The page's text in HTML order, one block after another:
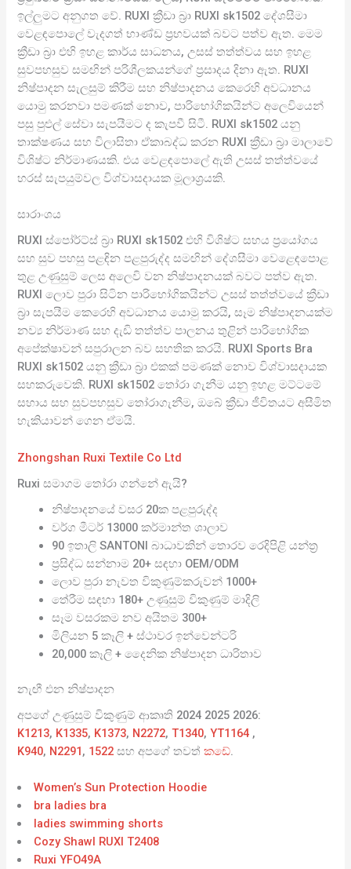
ඉල්ලුමට අනුගත වේ. RUXI ක්‍රීඩා බ්‍රා RUXI sk1502 දේශසීමා
වෙළඳපොලේ වැදගත් භාණ්ඩ ප්‍රභවයක් බවට පත්ව ඇත. මෙම
ක්‍රීඩා බ්‍රා එහි ඉහළ කාර්ය සාධනය, උසස් තත්ත්වය සහ ඉහළ
සුවපහසුව සමඟින් පරිශීලකයන්ගේ ප්‍රසාදය දිනා ඇත. RUXI
නිෂ්පාදන සැලසුම් කිරීම සහ නිෂ්පාදනය කෙරෙහි අවධානය
යොමු කරනවා පමණක් නොව, පාරිභෝගිකයින්ට අලෙවියෙන්
පසු පුළුල් සේවා සැපයීමට ද කැපවී සිටී. RUXI sk1502 යනු
තාක්ෂණය සහ විලාසිතා ඒකාබද්ධ කරන RUXI ක්‍රීඩා බ්‍රා මාලාවේ
විශිෂ්ට නිර්මාණයකි. එය වෙළඳපොලේ ඇති උසස් තත්ත්වයේ
හරස් සැපයුම්වල විශ්වාසදායක මූලාශ්‍රයකි.
සාරාංශය
RUXI ස්පෝර්ට්ස් බ්‍රා RUXI sk1502 එහි විශිෂ්ට සහය ප්‍රයෝගය
සහ සුව පහසු පළඳින පළපුරුද්ද සමඟින් දේශසීමා වෙළෙඳපොළ
තුළ උණුසුම් ලෙස අලෙවි වන නිෂ්පාදනයක් බවට පත්ව ඇත.
RUXI ලොව පුරා සිටින පාරිභෝගිකයින්ට උසස් තත්ත්වයේ ක්‍රීඩා
බ්‍රා සැපයීම කෙරෙහි අවධානය යොමු කරයි, සෑම නිෂ්පාදනයක්ම
නව්‍ය නිර්මාණ සහ දැඩි තත්ත්ව පාලනය තුළින් පාරිභෝගික
අපේක්ෂාවන් සපුරාලන බව සහතික කරයි. RUXI Sports Bra
RUXI sk1502 යනු ක්‍රීඩා බ්‍රා එකක් පමණක් නොව විශ්වාසදායක
සහකරුවෙකි. RUXI sk1502 තෝරා ගැනීම යනු ඉහළ මට්ටමේ
සහාය සහ සුවපහසුව තෝරාගැනීම, ඔබේ ක්‍රීඩා ජීවිතයට අසීමිත
හැකියාවන් ගෙන ඒමයි.
Zhongshan Ruxi Textile Co Ltd
Ruxi සමාගම තෝරා ගන්නේ ඇයි?
නිෂ්පාදනයේ වසර 20ක පළපුරුද්ද
වර්ග මීටර් 13000 කර්මාන්ත ශාලාව
90 ඉතාලි SANTONI බාධාවකින් තොරව රෙදිපිළි යන්ත්‍ර
ප්‍රසිද්ධ සන්නාම 20+ සඳහා OEM/ODM
ලොව පුරා නැවත විකුණුම්කරුවන් 1000+
තේරීම සඳහා 180+ උණුසුම් විකුණුම් මාදිලි
සෑම වසරකම නව අයිතම 300+
මිලියන 5 කෑලි + ස්ථාවර ඉන්වෙන්ටරි
20,000 කෑලි + දෛනික නිෂ්පාදන ධාරිතාව
නැඟී එන නිෂ්පාදන
අපගේ උණුසුම් විකුණුම් ආකෘති 2024 2025 2026:
K1213, K1335, K1373, N2272,T1340,YT1164 ,
K940, N2291, 1522සහ අපගේ තවත්කඩේ.
Women’s Sun Protection Hoodie
bra ladies bra
ladies swimming shorts
Cozy Shawl RUXI T2408
Ruxi YFO49A